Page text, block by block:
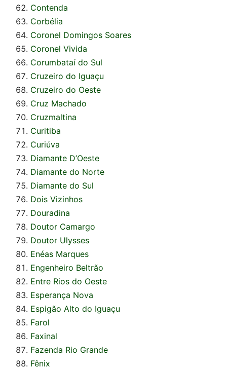
Contenda
Corbélia
Coronel Domingos Soares
Coronel Vivida
Corumbataí do Sul
Cruzeiro do Iguaçu
Cruzeiro do Oeste
Cruz Machado
Cruzmaltina
Curitiba
Curiúva
Diamante D’Oeste
Diamante do Norte
Diamante do Sul
Dois Vizinhos
Douradina
Doutor Camargo
Doutor Ulysses
Enéas Marques
Engenheiro Beltrão
Entre Rios do Oeste
Esperança Nova
Espigão Alto do Iguaçu
Farol
Faxinal
Fazenda Rio Grande
Fênix